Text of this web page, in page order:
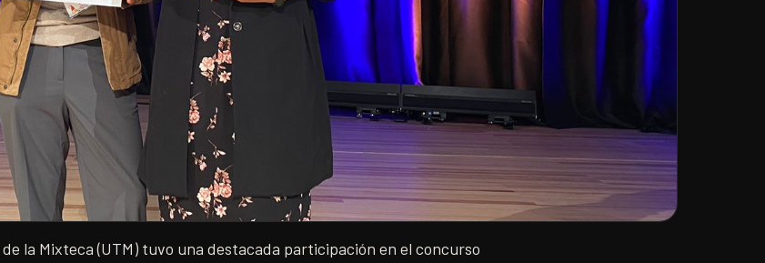
la Mixteca (UTM) tuvo una destacada participación en el concurso